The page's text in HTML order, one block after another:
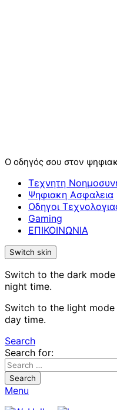
Ο οδηγός σου στον
Τεχνητη
Ψηφιακη Ασφαλεια
Οδηγοι
Gaming
ΕΠΙΚΟΙΝΩΝΙΑ
Switch skin
Switch to the dark
night time.
Switch to the light
day time.
Search
Search for:
Search
Menu